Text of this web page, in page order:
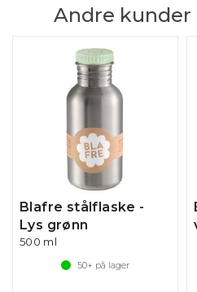
Andre kunder
Blafre stålflaske -
Lys grønn
500 ml
50+ på lager